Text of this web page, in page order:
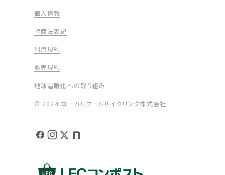
© 2024 ローカルフードサイクリング株式会社
個人情報
特商法表記
利用規約
販売規約
地球温暖化への取り組み